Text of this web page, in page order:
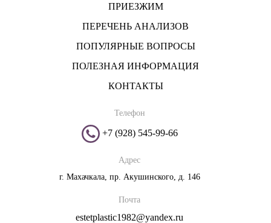
ПРИЕЗЖИМ
ПЕРЕЧЕНЬ АНАЛИЗОВ
ПОПУЛЯРНЫЕ ВОПРОСЫ
ПОЛЕЗНАЯ ИНФОРМАЦИЯ
КОНТАКТЫ
Телефон
+7 (928) 545-99-66
Адрес
г. Махачкала, пр. Акушинского, д. 146
Почта
estetplastic1982@yandex.ru